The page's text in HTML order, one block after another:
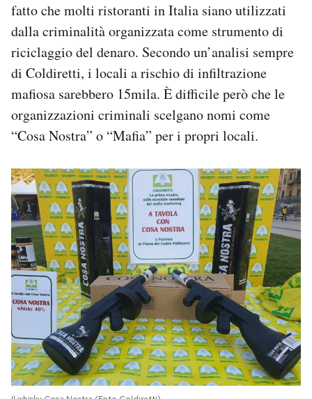
fatto che molti ristoranti in Italia siano utilizzati
dalla criminalità organizzata come strumento di
riciclaggio del denaro. Secondo un’analisi sempre
di Coldiretti, i locali a rischio di infiltrazione
mafiosa sarebbero 15mila. È difficile però che le
organizzazioni criminali scelgano nomi come
“Cosa Nostra” o “Mafia” per i propri locali.